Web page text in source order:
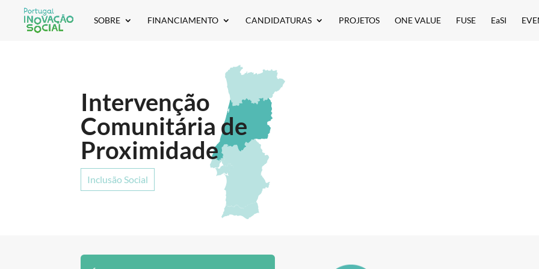
SOBRE FINANCIAMENTO CANDIDATURAS PROJETOS ONE VALUE FUSE EaSI
Intervenção
Comunitária de
Proximidade
Inclusão Social